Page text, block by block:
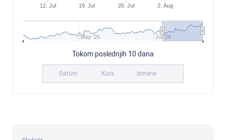
12. Jul 19. Jul 26. Jul 2. Aug
May '26 Jul '26
Tokom poslednjih 10 dana
Datum Kurs Izmene